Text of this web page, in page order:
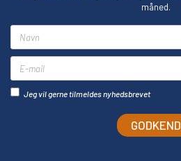
måned.
Jeg vil gerne tilmeldes nyhedsbrevet
GODKEND